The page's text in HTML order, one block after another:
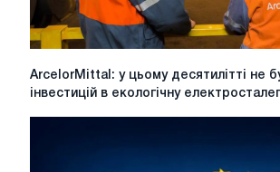
увагу
у
ArcelorMittal:
у
ArcelorMittal: у цьому десятилітті не
інвестицій в екологічну